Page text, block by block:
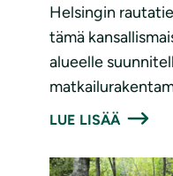
Helsingin
tämä
alueelle
LUE LISÄÄ